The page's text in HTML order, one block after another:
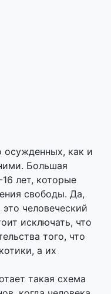
исключать, что
того, что
а их
такая схема
когда человека
в том, что
в обмен на
или
А потом